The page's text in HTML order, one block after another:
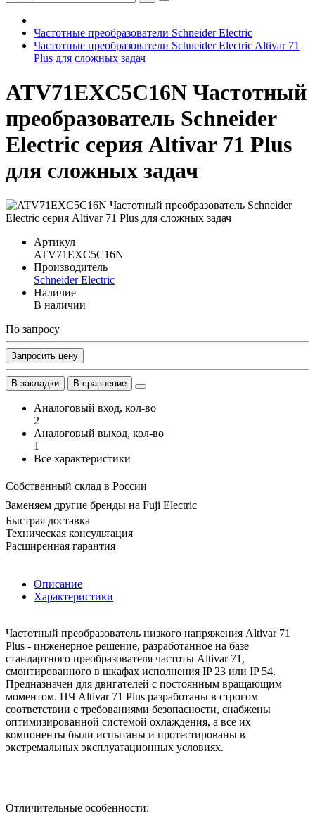
Частотные преобразователи Schneider Electric
Частотные преобразователи Schneider Electric Altivar 71
Plus для сложных задач
ATV71EXC5C16N Частотный
преобразователь Schneider
Electric серия Altivar 71 Plus
для сложных задач
Артикул
ATV71EXC5C16N
Производитель
Schneider Electric
Наличие
В наличии
По запросу
Запросить цену
В закладки В сравнение
Аналоговый вход, кол-во
2
Аналоговый выход, кол-во
1
Все характеристики
Собственный склад в России
Заменяем другие бренды на Fuji Electric
Быстрая доставка
Техническая консультация
Расширенная гарантия
Описание
Характеристики
Частотный преобразователь низкого напряжения Altivar 71
Plus - инженерное решение, разработанное на базе
стандартного преобразователя частоты Altivar 71,
смонтированного в шкафах исполнения IP 23 или IP 54.
Предназначен для двигателей с постоянным вращающим
моментом. ПЧ Altivar 71 Plus разработаны в строгом
соответствии с требованиями безопасности, снабжены
оптимизированной системой охлаждения, а все их
компоненты были испытаны и протестированы в
экстремальных эксплуатационных условиях.
Отличительные особенности: